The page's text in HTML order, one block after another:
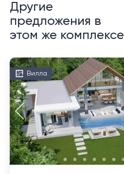
Другие
предложения в
этом же комплексе
Вилла